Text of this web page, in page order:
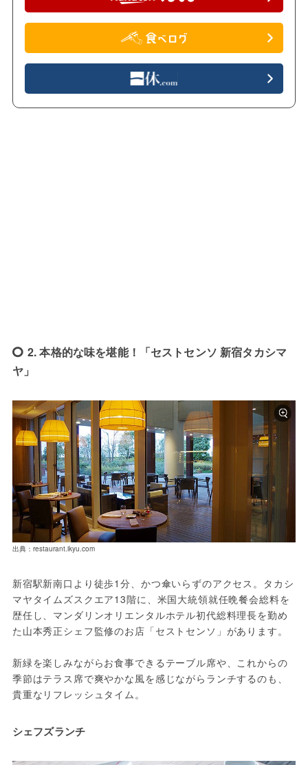
2. 本格的な味を堪能！「セストセンソ 新宿タカシマ
ヤ」
出典：restaurant.ikyu.com
新宿駅新南口より徒歩1分、かつ傘いらずのアクセス。タカシ
マヤタイムズスクエア13階に、米国大統領就任晩餐会総料を
歴任し、マンダリンオリエンタルホテル初代総料理長を勤め
た山本秀正シェフ監修のお店「セストセンソ」があります。
新緑を楽しみながらお食事できるテーブル席や、これからの
季節はテラス席で爽やかな風を感じながらランチするのも、
貴重なリフレッシュタイム。
シェフズランチ